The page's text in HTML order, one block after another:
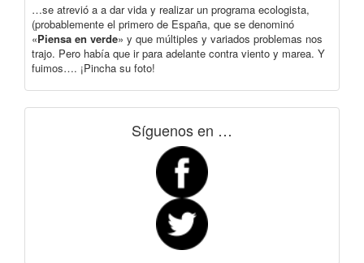
…se atrevió a a dar vida y realizar un programa ecologista,
(probablemente el primero de España, que se denominó
«Piensa en verde» y que múltiples y variados problemas nos
trajo. Pero había que ir para adelante contra viento y marea. Y
fuimos…. ¡Pincha su foto!
Síguenos en …